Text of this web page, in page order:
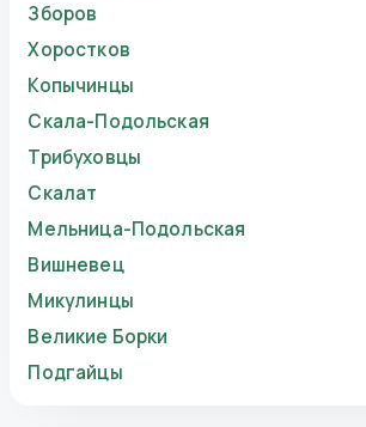
Зборов
Хоростков
Копычинцы
Скала-Подольская
Трибуховцы
Скалат
Мельница-Подольская
Вишневец
Микулинцы
Великие Борки
Подгайцы